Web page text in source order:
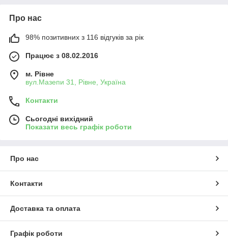
Про нас
98% позитивних з 116 відгуків за рік
Працює з 08.02.2016
м. Рівне
вул.Мазепи 31, Рівне, Україна
Контакти
Сьогодні вихідний
Показати весь графік роботи
Про нас
Контакти
Доставка та оплата
Графік роботи